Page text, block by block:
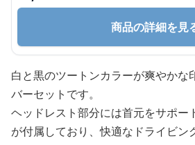
商品の詳細を見
白と黒のツートンカラーが爽やかな
バーセットです。
ヘッドレスト部分には首元をサポー
が付属しており、快適なドライビン